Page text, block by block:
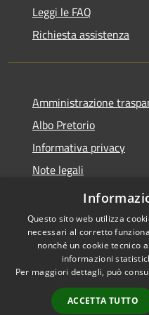
Leggi le FAQ
Richiesta assistenza
Amministrazione
Albo Pretorio
Informativa privacy
Note legali
Dichiarazione di
Accessibilità
Questo sito web utilizza
necessari al corretto
nonché un cookie tecnico
informazioni
Per maggiori dettagli, può
ACCETTA TUTTO